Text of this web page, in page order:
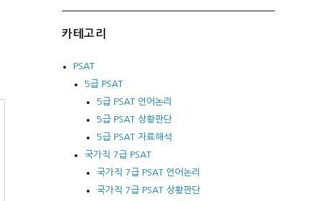
카테고리
PSAT
5급 PSAT
5급 PSAT 언어논리
5급 PSAT 상황판단
5급 PSAT 자료해석
국가직 7급 PSAT
국가직 7급 PSAT 언어논리
국가직 7급 PSAT 상황판단